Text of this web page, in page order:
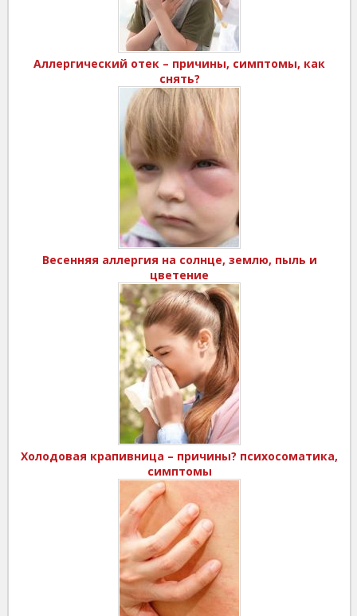
Аллергический отек – причины, симптомы, как
снять?
Весенняя аллергия на солнце, землю, пыль и
цветение
Холодовая крапивница – причины? психосоматика,
симптомы